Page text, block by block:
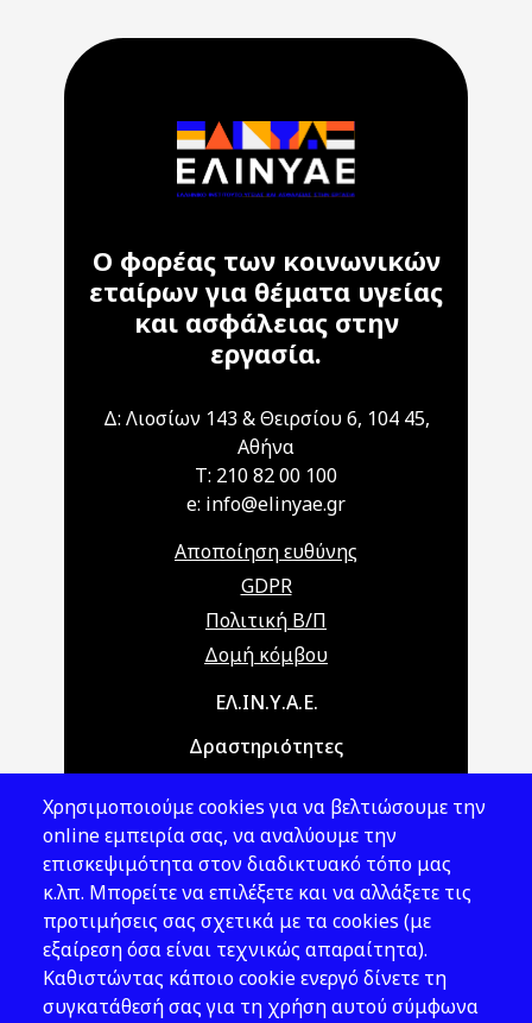
Ο φορέας των κοινωνικών
εταίρων για θέματα υγείας
και ασφάλειας στην
εργασία.
Δ: Λιοσίων 143 & Θειρσίου 6, 104 45,
Αθήνα
T: 210 82 00 100
e: info@elinyae.gr
Αποποίηση ευθύνης
GDPR
Πολιτική Β/Π
Δομή κόμβου
Main navigationΕΛ.ΙΝ.Υ.Α.Ε.
Δραστηριότητες
Νομοθεσία
Εκδόσεις
Νέα - Εκδηλώσεις
Ακολουθήστε μας
Χρησιμοποιούμε cookies για να βελτιώσουμε την
online εμπειρία σας, να αναλύουμε την
επισκεψιμότητα στον διαδικτυακό τόπο μας
κ.λπ. Μπορείτε να επιλέξετε και να αλλάξετε τις
προτιμήσεις σας σχετικά με τα cookies (με
εξαίρεση όσα είναι τεχνικώς απαραίτητα).
Καθιστώντας κάποιο cookie ενεργό δίνετε τη
συγκατάθεσή σας για τη χρήση αυτού σύμφωνα